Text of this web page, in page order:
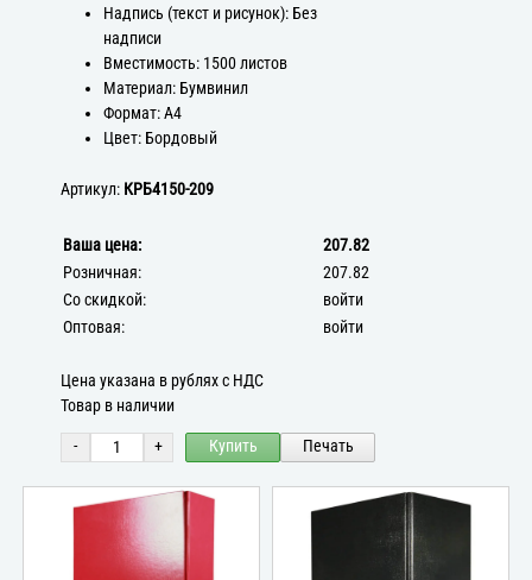
Надпись (текст и рисунок): Без
надписи
Вместимость: 1500 листов
Материал: Бумвинил
Формат: А4
Цвет: Бордовый
Артикул: КРБ4150-209
Ваша цена:
207.82
Розничная:
207.82
Со скидкой:
войти
Оптовая:
войти
Цена указана в рублях с НДС
Товар в наличии
- + Купить Печать